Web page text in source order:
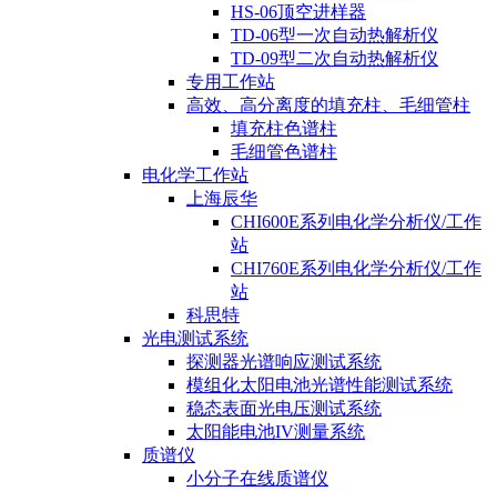
HS-06顶空进样器
TD-06型一次自动热解析仪
TD-09型二次自动热解析仪
专用工作站
高效、高分离度的填充柱、毛细管柱
填充柱色谱柱
毛细管色谱柱
电化学工作站
上海辰华
CHI600E系列电化学分析仪/工作
站
CHI760E系列电化学分析仪/工作
站
科思特
光电测试系统
探测器光谱响应测试系统
模组化太阳电池光谱性能测试系统
稳态表面光电压测试系统
太阳能电池IV测量系统
质谱仪
小分子在线质谱仪